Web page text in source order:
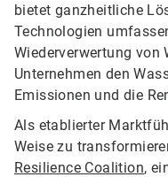
bietet ganzheitliche
Technologien
Wiederverwertung von
Unternehmen den
Emissionen und die
Als etablierter
Weise zu
Resilience Coalition,